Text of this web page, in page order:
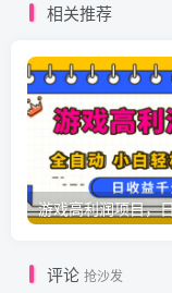
相关推荐
评论 抢沙发